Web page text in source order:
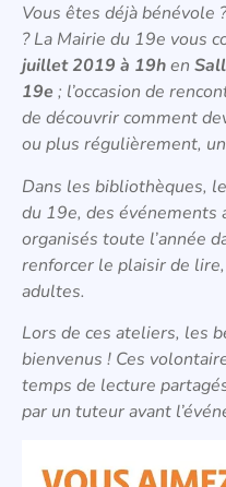
Vous êtes déjà bénévole
? La Mairie du 19e vous
juillet 2019 à 19hen
19e ; l’occasion de
de découvrir comment
ou plus régulièrement,
Dans les bibliothèques,
du 19e, des
organisés toute l’année
renforcer le plaisir de
adultes.
Lors de ces ateliers, les
bienvenus ! Ces
temps de lecture
par un tuteur avant